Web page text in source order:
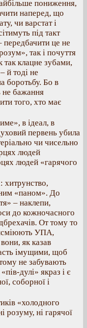
пониження,
наперед, що
чи варстат і
під такт
передбачити це не
так і почуття
так клацне зубами,
й тоді не
боротьбу. Бо в
не бажання
того, хто має
в ідеал, в
первень убила
чи чисельно
людей
людей «гарячого
хитрунство,
«паном». До
– наклепи,
до кожночасного
От тому то
УПА,
як казав
імущими, щоб
не забувають
дулі» якраз і є
соборної і
«холодного
розуму, ні гарячої